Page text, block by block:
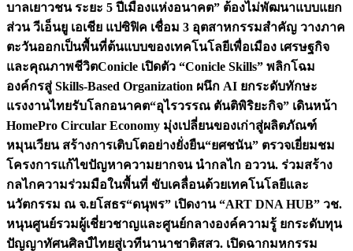
บาลเยาวชน ระยะ 5 ปีเมืองแห่งอนาคต” ต้องไม่พัฒนาแบบแยก
ส่วน วีเอ็นยู เอเชีย แปซิฟิค เชื่อม 3 อุตสาหกรรมสำคัญ วางภาค
ตะวันออกเป็นพื้นที่ต้นแบบของเทคโนโลยีเพื่อเมือง เศรษฐกิจ
และคุณภาพชีวิตConicle เปิดตัว “Conicle Skills” พลิกโฉม
องค์กรสู่ Skills-Based Organization ผนึก AI ยกระดับทักษะ
แรงงานไทยรับโลกอนาคต“อุไรวรรณ ตันติพิริยะกิจ” เดินหน้า
HomePro Circular Economy มุ่งเปลี่ยนของเก่าสู่ผลิตภัณฑ์
หมุนเวียน สร้างการเติบโตอย่างยั่งยืน“ยศชนัน” ตรวจเยี่ยมชม
โครงการแก้ไขปัญหาความยากจน นำกลไก อววน. ร่วมสร้าง
กลไกความร่วมมือในพื้นที่ ขับเคลื่อนด้วยเทคโนโลยีและ
นวัตกรรม ณ จ.ยโสธร“ดนุพร” เปิดงาน “ART DNA HUB” วช.
หนุนศูนย์รวมผู้เชี่ยวชาญและศูนย์กลางองค์ความรู้ ยกระดับทุน
ปัญญาทัศนศิลป์ไทยสู่เวทีนานาชาติสสว. เปิดฉากมหกรรม